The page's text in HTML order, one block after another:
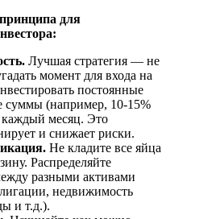
для
Лучшая стратегия — не
момент для входа на
постоянные
суммы (например, 10-15%
каждый месяц. Это
и снижает риски.
Не кладите все яйца
Распределяйте
разными активами
недвижимость
и т.д.).